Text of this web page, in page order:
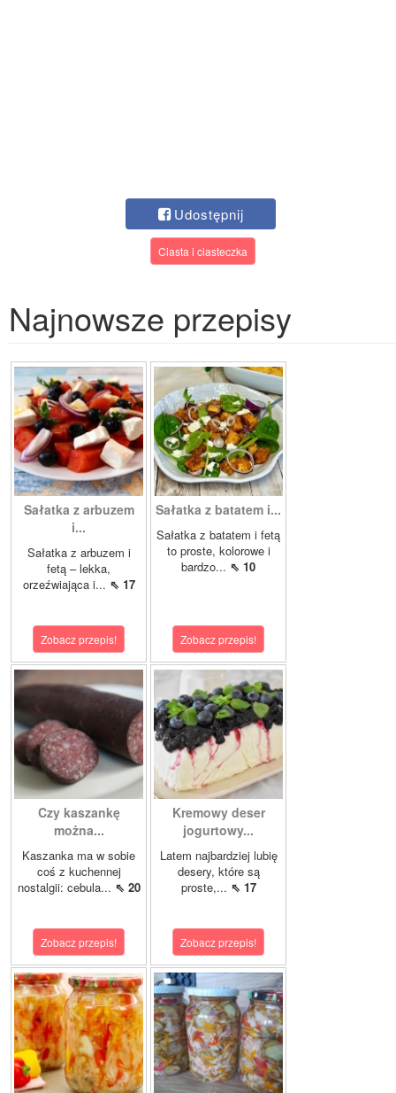
Udostępnij
Ciasta i ciasteczka
Najnowsze przepisy
Sałatka z arbuzem
i...
Sałatka z arbuzem i
fetą – lekka,
orzeźwiająca i... ⇖ 17
Zobacz przepis!
Sałatka z batatem i...
Sałatka z batatem i fetą
to proste, kolorowe i
bardzo... ⇖ 10
Zobacz przepis!
Czy kaszankę
można...
Kaszanka ma w sobie
coś z kuchennej
nostalgii: cebula... ⇖ 20
Zobacz przepis!
Kremowy deser
jogurtowy...
Latem najbardziej lubię
desery, które są
proste,... ⇖ 17
Zobacz przepis!